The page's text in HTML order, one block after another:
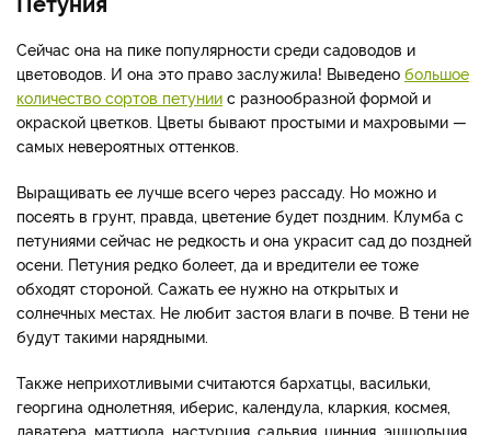
Сейчас она на пике популярности среди садоводов и
цветоводов. И она это право заслужила! Выведено большое
количество сортов петунии с разнообразной формой и
окраской цветков. Цветы бывают простыми и махровыми —
самых невероятных оттенков.
Выращивать ее лучше всего через рассаду. Но можно и
посеять в грунт, правда, цветение будет поздним. Клумба с
петуниями сейчас не редкость и она украсит сад до поздней
осени. Петуния редко болеет, да и вредители ее тоже
обходят стороной. Сажать ее нужно на открытых и
солнечных местах. Не любит застоя влаги в почве. В тени не
будут такими нарядными.
Также неприхотливыми считаются бархатцы, васильки,
георгина однолетняя, иберис, календула, кларкия, космея,
лаватера, маттиола, настурция, сальвия, цинния, эшшольция.